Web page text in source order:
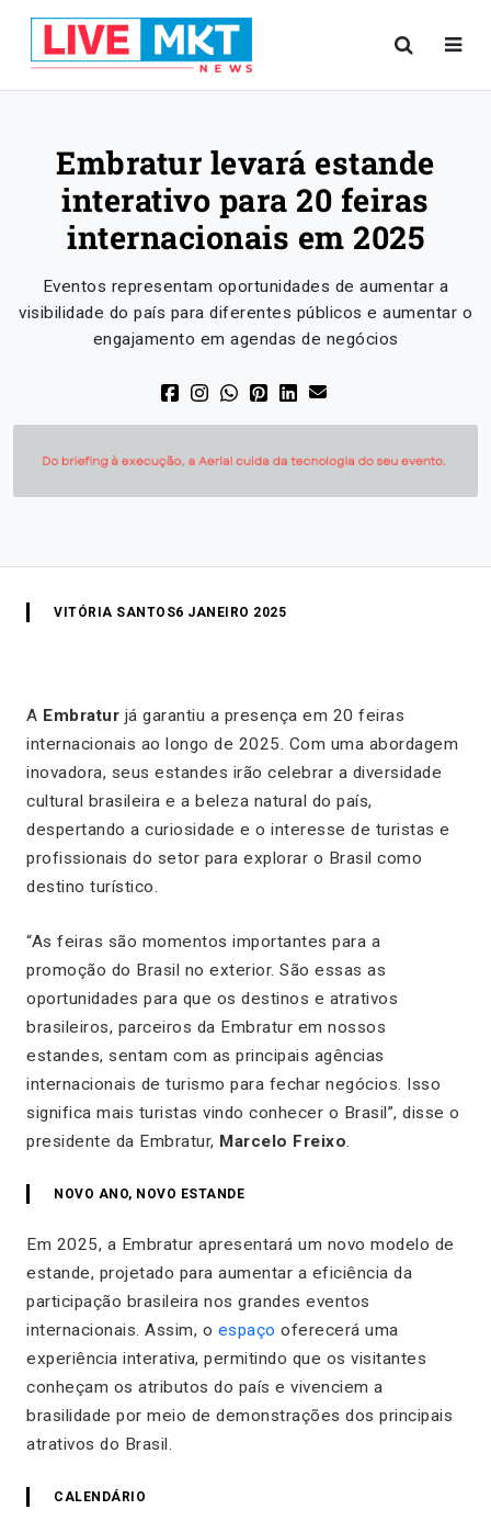
Embratur levará estande
interativo para 20 feiras
internacionais em 2025
Eventos representam oportunidades de aumentar a
visibilidade do país para diferentes públicos e aumentar o
engajamento em agendas de negócios
VITÓRIA SANTOS6 JANEIRO 2025
A Embratur já garantiu a presença em 20 feiras
internacionais ao longo de 2025. Com uma abordagem
inovadora, seus estandes irão celebrar a diversidade
cultural brasileira e a beleza natural do país,
despertando a curiosidade e o interesse de turistas e
profissionais do setor para explorar o Brasil como
destino turístico.
“As feiras são momentos importantes para a
promoção do Brasil no exterior. São essas as
oportunidades para que os destinos e atrativos
brasileiros, parceiros da Embratur em nossos
estandes, sentam com as principais agências
internacionais de turismo para fechar negócios. Isso
significa mais turistas vindo conhecer o Brasil”, disse o
presidente da Embratur, Marcelo Freixo.
NOVO ANO, NOVO ESTANDE
Em 2025, a Embratur apresentará um novo modelo de
estande, projetado para aumentar a eficiência da
participação brasileira nos grandes eventos
internacionais. Assim, o espaço oferecerá uma
experiência interativa, permitindo que os visitantes
conheçam os atributos do país e vivenciem a
brasilidade por meio de demonstrações dos principais
atrativos do Brasil.
CALENDÁRIO